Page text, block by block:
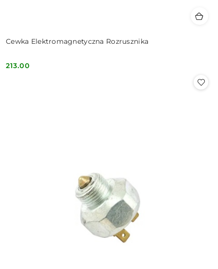
Cewka Elektromagnetyczna Rozrusznika
Cena:
213.00